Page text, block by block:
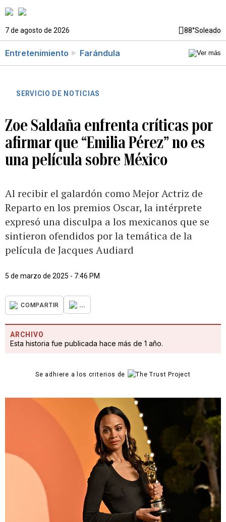
7 de agosto de 2026 88°Soleado
Entretenimiento Farándula
SERVICIO DE NOTICIAS
Zoe Saldaña enfrenta críticas por
afirmar que “Emilia Pérez” no es
una película sobre México
Al recibir el galardón como Mejor Actriz de
Reparto en los premios Oscar, la intérprete
expresó una disculpa a los mexicanos que se
sintieron ofendidos por la temática de la
película de Jacques Audiard
5 de marzo de 2025 - 7:46 PM
COMPARTIR ...
ARCHIVO
Esta historia fue publicada hace más de 1 año.
Se adhiere a los criterios de